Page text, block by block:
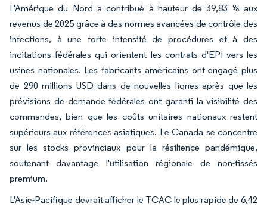
L'Amérique du Nord a contribué à hauteur de 39,83 % aux
revenus de 2025 grâce à des normes avancées de contrôle des
infections, à une forte intensité de procédures et à des
incitations fédérales qui orientent les contrats d'EPI vers les
usines nationales. Les fabricants américains ont engagé plus
de 290 millions USD dans de nouvelles lignes après que les
prévisions de demande fédérales ont garanti la visibilité des
commandes, bien que les coûts unitaires nationaux restent
supérieurs aux références asiatiques. Le Canada se concentre
sur les stocks provinciaux pour la résilience pandémique,
soutenant davantage l'utilisation régionale de non-tissés
premium.
L'Asie-Pacifique devrait afficher le TCAC le plus rapide de 6,42